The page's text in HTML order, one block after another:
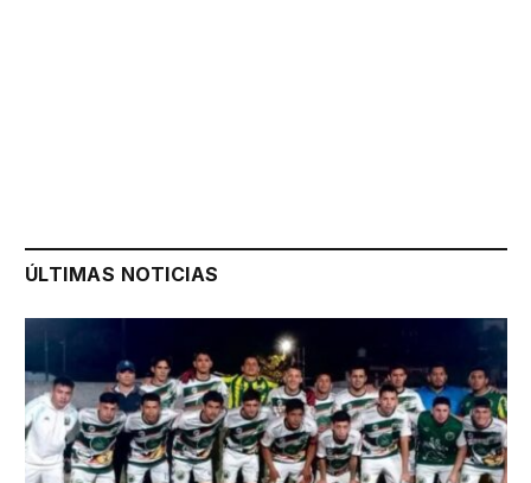
ÚLTIMAS NOTICIAS